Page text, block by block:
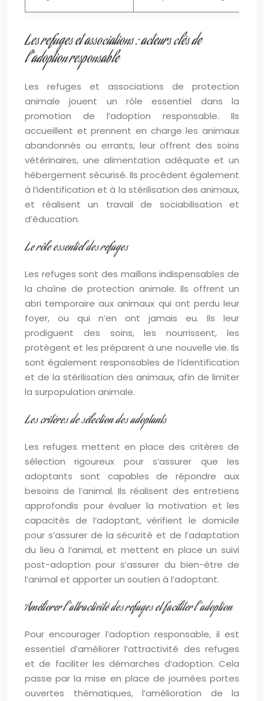
Les refuges et associations : acteurs clés de
l’adoption responsable
Les refuges et associations de protection
animale jouent un rôle essentiel dans la
promotion de l’adoption responsable. Ils
accueillent et prennent en charge les animaux
abandonnés ou errants, leur offrent des soins
vétérinaires, une alimentation adéquate et un
hébergement sécurisé. Ils procèdent également
à l’identification et à la stérilisation des animaux,
et réalisent un travail de sociabilisation et
d’éducation.
Le rôle essentiel des refuges
Les refuges sont des maillons indispensables de
la chaîne de protection animale. Ils offrent un
abri temporaire aux animaux qui ont perdu leur
foyer, ou qui n’en ont jamais eu. Ils leur
prodiguent des soins, les nourrissent, les
protègent et les préparent à une nouvelle vie. Ils
sont également responsables de l’identification
et de la stérilisation des animaux, afin de limiter
la surpopulation animale.
Les critères de sélection des adoptants
Les refuges mettent en place des critères de
sélection rigoureux pour s’assurer que les
adoptants sont capables de répondre aux
besoins de l’animal. Ils réalisent des entretiens
approfondis pour évaluer la motivation et les
capacités de l’adoptant, vérifient le domicile
pour s’assurer de la sécurité et de l’adaptation
du lieu à l’animal, et mettent en place un suivi
post-adoption pour s’assurer du bien-être de
l’animal et apporter un soutien à l’adoptant.
Améliorer l’attractivité des refuges et faciliter l’adoption
Pour encourager l’adoption responsable, il est
essentiel d’améliorer l’attractivité des refuges
et de faciliter les démarches d’adoption. Cela
passe par la mise en place de journées portes
ouvertes thématiques, l’amélioration de la